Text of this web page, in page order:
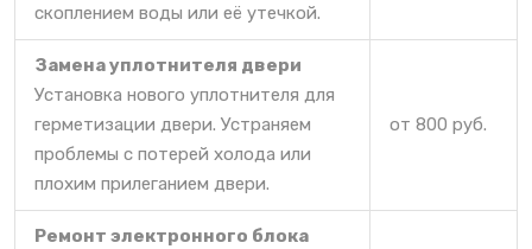
скоплением воды или её утечкой.
Замена уплотнителя двери
Установка нового уплотнителя для
герметизации двери. Устраняем
проблемы с потерей холода или
плохим прилеганием двери.
от 800 руб.
Ремонт электронного блока